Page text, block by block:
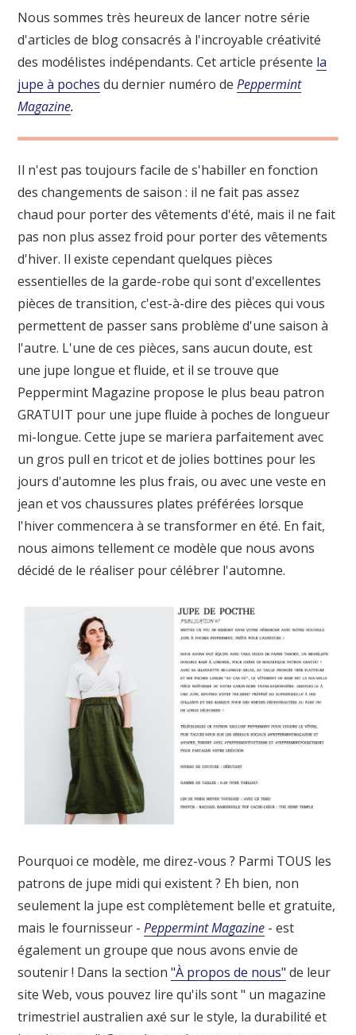
Nous sommes très heureux de lancer notre série
d'articles de blog consacrés à l'incroyable créativité
des modélistes indépendants. Cet article présente la
jupe à poches du dernier numéro de Peppermint
Magazine.
Il n'est pas toujours facile de s'habiller en fonction
des changements de saison : il ne fait pas assez
chaud pour porter des vêtements d'été, mais il ne fait
pas non plus assez froid pour porter des vêtements
d'hiver. Il existe cependant quelques pièces
essentielles de la garde-robe qui sont d'excellentes
pièces de transition, c'est-à-dire des pièces qui vous
permettent de passer sans problème d'une saison à
l'autre. L'une de ces pièces, sans aucun doute, est
une jupe longue et fluide, et il se trouve que
Peppermint Magazine propose le plus beau patron
GRATUIT pour une jupe fluide à poches de longueur
mi-longue. Cette jupe se mariera parfaitement avec
un gros pull en tricot et de jolies bottines pour les
jours d'automne les plus frais, ou avec une veste en
jean et vos chaussures plates préférées lorsque
l'hiver commencera à se transformer en été. En fait,
nous aimons tellement ce modèle que nous avons
décidé de le réaliser pour célébrer l'automne.
Pourquoi ce modèle, me direz-vous ? Parmi TOUS les
patrons de jupe midi qui existent ? Eh bien, non
seulement la jupe est complètement belle et gratuite,
mais le fournisseur -Peppermint Magazine - est
également un groupe que nous avons envie de
soutenir ! Dans la section"À propos de nous" de leur
site Web, vous pouvez lire qu'ils sont " un magazine
trimestriel australien axé sur le style, la durabilité et